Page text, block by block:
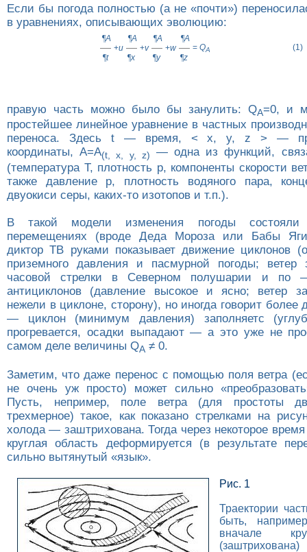
Если бы погода полностью (а не «почти»)
в уравнениях, описывающих эволюцию:
¶A
¶t
+u
¶A
¶x
+v
¶A
¶y
+w
¶A
¶z
= QA (1)
правую часть можно было бы занулить: QA=0, и
простейшее линейное уравнение в частных
переноса. Здесь t — время, < x, y, z > —
координаты, A=A(t, x, y, z)
— одна из функций,
(температура T, плотность p, компоненты скорости
также давление p, плотность водяного пара,
двуокиси серы, каких-то изотопов и т.п.).
В такой модели изменения погоды
перемещениях (вроде Деда Мороза или Бабы
диктор ТВ руками показывает движение циклонов
приземного давления и пасмурной погоды; ветер
часовой стрелки в Северном полушарии и
антициклонов (давление высокое и ясно; ветер
нежели в циклоне, сторону), но иногда говорит более
— циклон (минимум давления) заполняетс
прогревается, осадки выпадают — а это уже не
самом деле величины QA ≠ 0.
Заметим, что даже перенос с помощью поля ветра
не очень уж просто) может сильно
Пусть, непример, поле ветра (для простоты
трехмерное) такое, как показано стрелками на
холода — заштрихована. Тогда через некоторое
круглая область деформируется (в результате
сильно вытянутый «язык».
Рис. 1
Траектории
быть,
вначале